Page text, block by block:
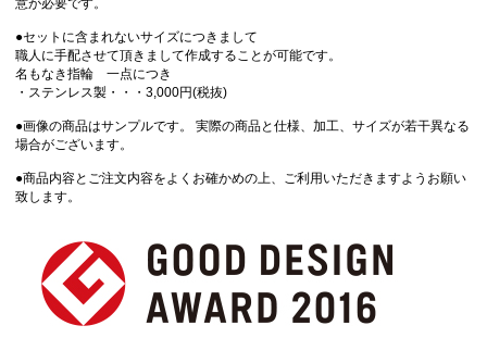
意が必要です。
●セットに含まれないサイズにつきまして
職人に手配させて頂きまして作成することが可能です。
名もなき指輪 一点につき
・ステンレス製・・・3,000円(税抜)
●画像の商品はサンプルです。 実際の商品と仕様、加工、サイズが若干異なる
場合がございます。
●商品内容とご注文内容をよくお確かめの上、ご利用いただきますようお願い
致します。